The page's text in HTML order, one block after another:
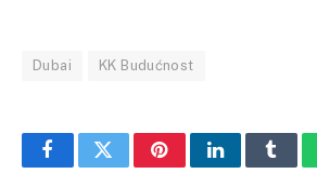
Dubai KK Budućnost
FacebookTwitterPinterestLinkedIn